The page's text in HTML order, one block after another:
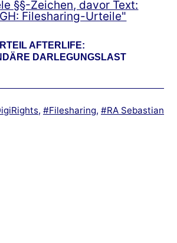
AFTERLIFE:
DARLEGUNGSLAST
, Filesharing, RA Sebastian